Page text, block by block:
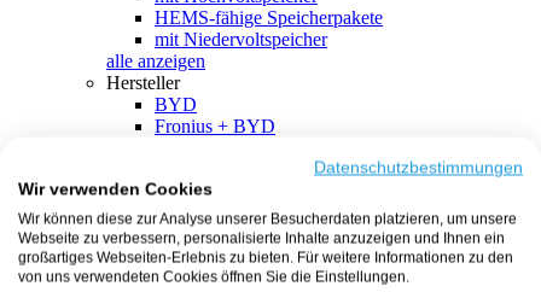
HEMS-fähige Speicherpakete
mit Niedervoltspeicher
alle anzeigen
Hersteller
BYD
Fronius + BYD
SMA + BYD
EcoFlow
EcoFlow + EcoFlow
FENECON
FENECON + FENECON
Datenschutzbestimmungen
Wir verwenden Cookies
Wir können diese zur Analyse unserer Besucherdaten platzieren, um unsere
Webseite zu verbessern, personalisierte Inhalte anzuzeigen und Ihnen ein
großartiges Webseiten-Erlebnis zu bieten. Für weitere Informationen zu den
von uns verwendeten Cookies öffnen Sie die Einstellungen.